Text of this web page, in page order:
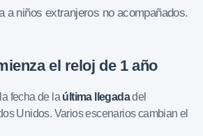
a niños extranjeros no acompañados.
el reloj de 1 año
fecha de la última llegadadel
Unidos. Varios escenarios cambian el